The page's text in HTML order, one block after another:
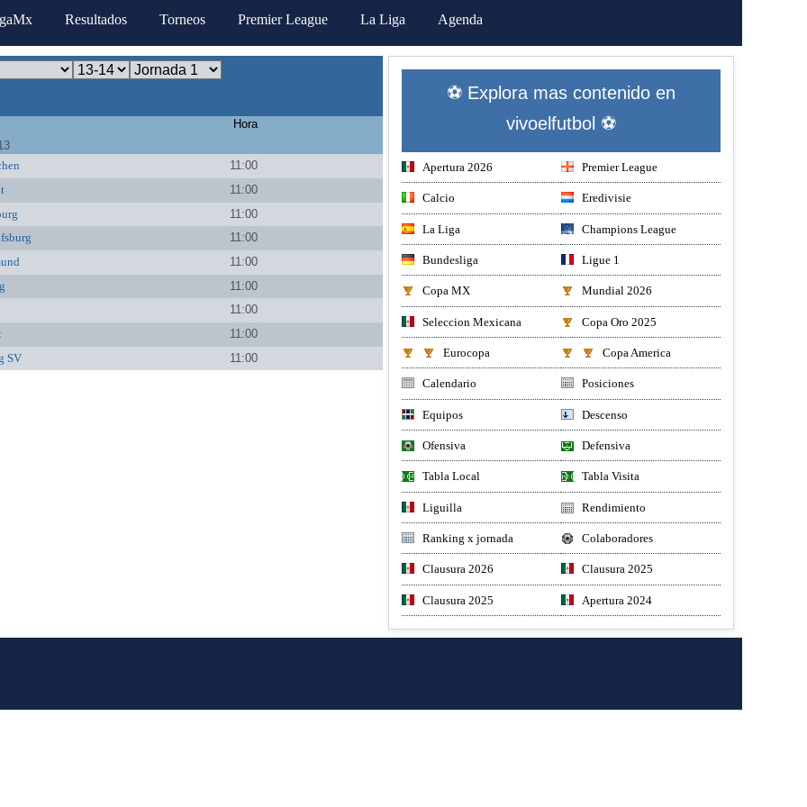
Resultados Torneos Premier League La Liga Agenda
Hora
11:00
11:00
11:00
11:00
11:00
11:00
11:00
11:00
SV 11:00
⚽ Explora mas contenido en
vivoelfutbol ⚽
Apertura 2026 Premier League
Calcio Eredivisie
La Liga Champions League
Bundesliga Ligue 1
Copa MX Mundial 2026
Seleccion Mexicana Copa Oro 2025
Eurocopa Copa America
Calendario Posiciones
Equipos Descenso
Ofensiva Defensiva
Tabla Local Tabla Visita
Liguilla Rendimiento
Ranking x jornada Colaboradores
Clausura 2026 Clausura 2025
Clausura 2025 Apertura 2024